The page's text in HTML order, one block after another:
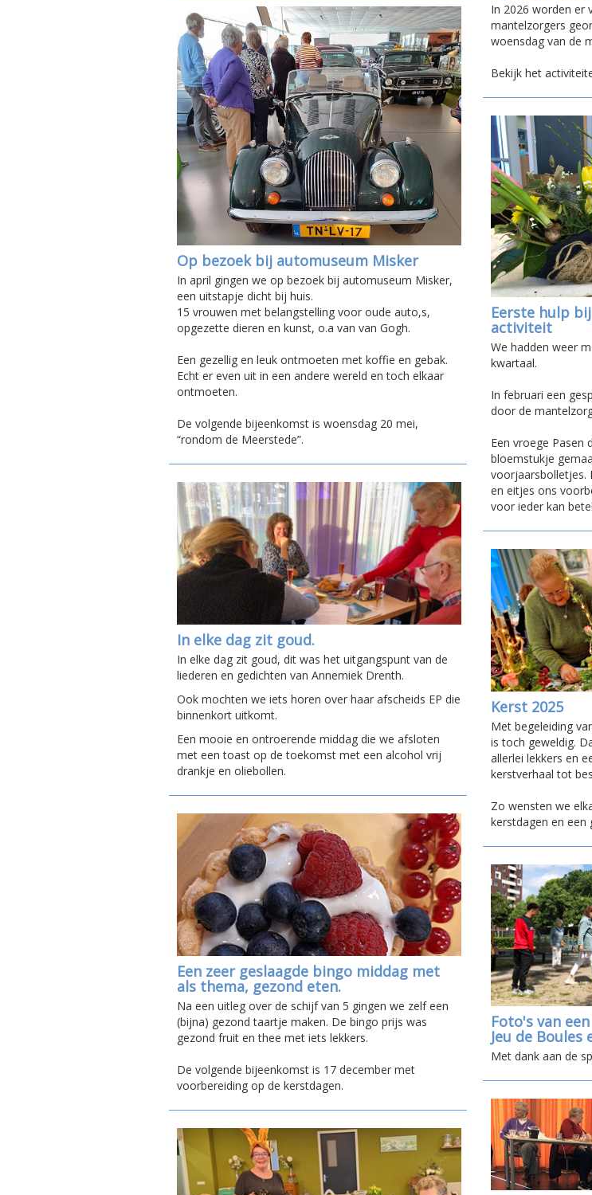
Op bezoek bij automuseum Misker
In april gingen we op bezoek bij automuseum Misker,
een uitstapje dicht bij huis.
15 vrouwen met belangstelling voor oude auto,s,
opgezette dieren en kunst, o.a van van Gogh.
Een gezellig en leuk ontmoeten met koffie en gebak.
Echt er even uit in een andere wereld en toch elkaar
ontmoeten.
De volgende bijeenkomst is woensdag 20 mei,
“rondom de Meerstede”.
In elke dag zit goud.
In elke dag zit goud, dit was het uitgangspunt van de
liederen en gedichten van Annemiek Drenth.
Ook mochten we iets horen over haar afscheids EP die
binnenkort uitkomt.
Een mooie en ontroerende middag die we afsloten
met een toast op de toekomst met een alcohol vrij
drankje en oliebollen.
Een zeer geslaagde bingo middag met
als thema, gezond eten.
Na een uitleg over de schijf van 5 gingen we zelf een
(bijna) gezond taartje maken. De bingo prijs was
gezond fruit en thee met iets lekkers.
De volgende bijeenkomst is 17 december met
voorbereiding op de kerstdagen.
In 2026 worden er
mantelzorgers
woensdag van de
Bekijk het
Eerste hulp
activiteit
We hadden weer
kwartaal.
In februari een
door de
Een vroege Pasen
bloemstukje
voorjaarsbolletjes.
en eitjes ons
voor ieder kan
Kerst 2025
Met begeleiding
is toch geweldig.
allerlei lekkers en
kerstverhaal tot
Zo wensten we
kerstdagen en een
Foto's van
Jeu de
Met dank aan de